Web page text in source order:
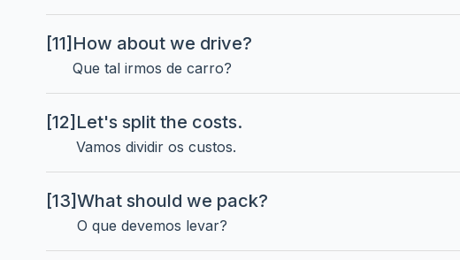
[11] How about we drive?
Que tal irmos de carro?
[12] Let's split the costs.
Vamos dividir os custos.
[13]What should we pack?
O que devemos levar?